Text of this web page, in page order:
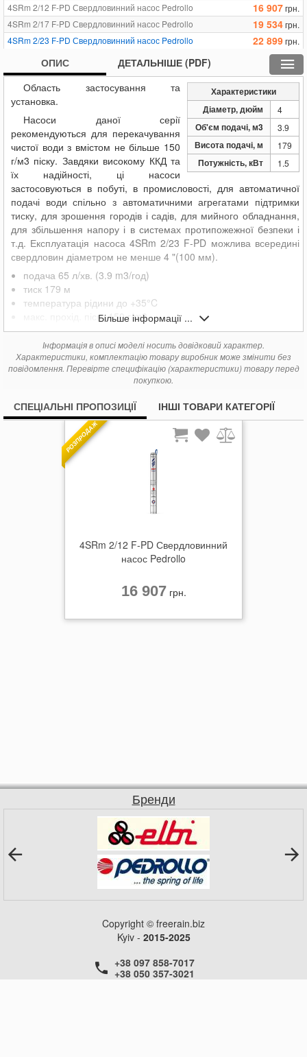
4SRm 2/12 F-PD Свердловинний насос Pedrollo
16 907грн.
4SRm 2/17 F-PD Свердловинний насос Pedrollo
19 534грн.
4SRm 2/23 F-PD Свердловинний насос Pedrollo
22 899грн.
4SRm 4/8 F-PD Свердловинний насос Pedrollo
15 923грн.
4SRm 4/12 F-PD Свердловинний насос Pedrollo
17 810грн.
4SRm 4/15 F-PD Свердловинний насос Pedrollo
20 519
4SRm 4/22 F-PD Свердловинний насос Pedrollo
25 115
Pedrollo 4SR4/30 F-PD
30 614грн.
Pedrollo 4SRm 2/33 F-PD
28 136грн.
ОПИС ДЕТАЛЬНІШЕ (PDF)
Характеристики
Діаметр, дюйм
4
Об'єм подачі, м3 3.9
Висота подачі, м 179
Потужність, кВт 1.5
Область застосування та
установка.
Насоси даної серії
рекомендуються для перекачування
чистої води з вмістом не більше 150
г/м3 піску. Завдяки високому ККД та
їх надійності, ці насоси
застосовуються в побуті, в промисловості, для автоматичної
подачі води спільно з автоматичними агрегатами підтримки
тиску, для зрошення городів і садів, для мийного обладнання,
для збільшення напору і в системах протипожежної безпеки і
т.д. Експлуатація насоса 4SRm 2/23 F-PD можлива всередині
свердловин діаметром не менше 4 "(100 мм).
подача 65 л/хв. (3.9 m3/год)
тиск 179 м
температура рідини до +35°C
макс. прохід. піску 150 г/m3
занурення в воду до 200 м
Аналог насосу 4SR2m/27-PD.
Більше інформації ...
Інформація в описі моделі носить довідковий характер.
Характеристики, комплектацію товару виробник може змінити без
повідомлення. Перевірте специфікацію (характеристики) товару перед
покупкою.
СПЕЦІАЛЬНІ ПРОПОЗИЦІЇ ІНШІ ТОВАРИ КАТЕГОРІЇ
РОЗПРОДАЖ
4SRm 2/12 F-PD Свердловинний
насос Pedrollo
16 907 грн.
Бренди
Copyright © freerain.biz
Kyiv - 2015-2025
+38 097 858-7017
+38 050 357-3021